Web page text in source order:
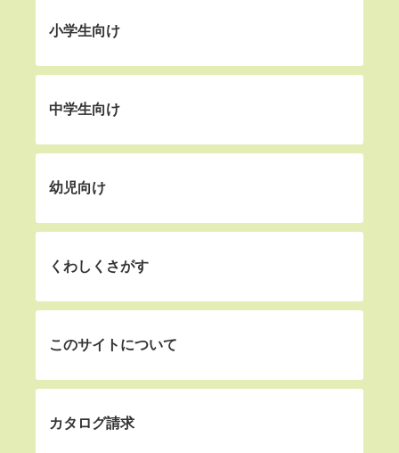
小学生向け
中学生向け
幼児向け
くわしくさがす
このサイトについて
カタログ請求